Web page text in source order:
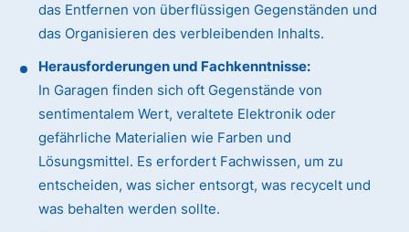
das Entfernen von überflüssigen Gegenständen und
das Organisieren des verbleibenden Inhalts.
Herausforderungen und Fachkenntnisse:
In Garagen finden sich oft Gegenstände von
sentimentalem Wert, veraltete Elektronik oder
gefährliche Materialien wie Farben und
Lösungsmittel. Es erfordert Fachwissen, um zu
entscheiden, was sicher entsorgt, was recycelt und
was behalten werden sollte.